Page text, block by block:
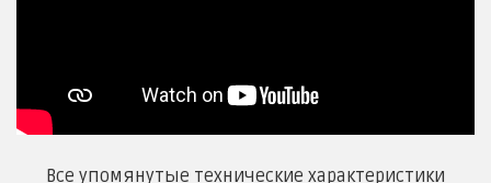
Все упомянутые технические характеристики